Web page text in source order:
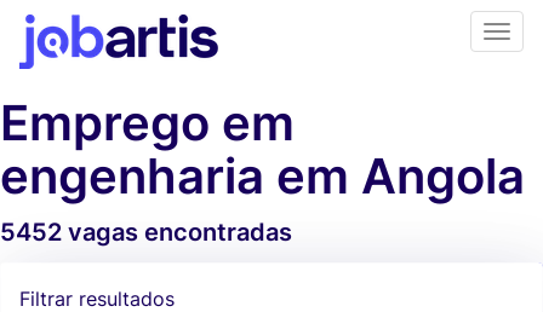
Emprego em
engenharia em Angola
5452 vagas encontradas
Filtrar resultados